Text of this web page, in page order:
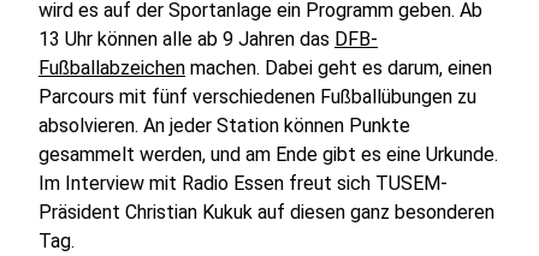
wird es auf der Sportanlage ein Programm geben. Ab
13 Uhr können alle ab 9 Jahren das DFB-
Fußballabzeichen machen. Dabei geht es darum, einen
Parcours mit fünf verschiedenen Fußballübungen zu
absolvieren. An jeder Station können Punkte
gesammelt werden, und am Ende gibt es eine Urkunde.
Im Interview mit Radio Essen freut sich TUSEM-
Präsident Christian Kukuk auf diesen ganz besonderen
Tag.